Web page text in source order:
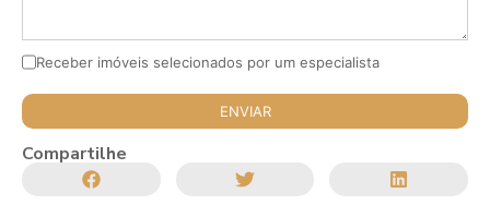
Receber imóveis selecionados por um especialista
Compartilhe